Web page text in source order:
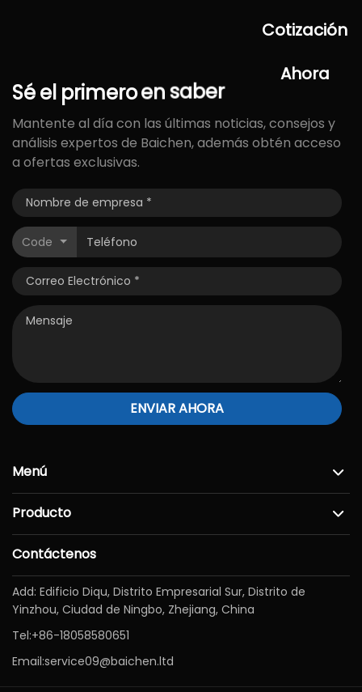
Cotización
Ahora
Séel primeroensaber
Mantente al día con las últimas noticias, consejos y
análisis expertos de Baichen, además obtén acceso
a ofertas exclusivas.
Code
ENVIAR AHORA
Menú
Producto
Contáctenos
Add: Edificio Diqu, Distrito Empresarial Sur, Distrito de
Yinzhou, Ciudad de Ningbo, Zhejiang, China
Tel:+86-18058580651
Email:service09@baichen.ltd